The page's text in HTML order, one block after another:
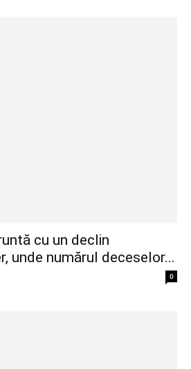
cu un declin
unde numărul deceselor...
0